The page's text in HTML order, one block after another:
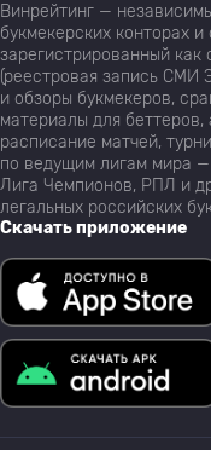
Винрейтинг —
букмекерских конторах
зарегистрированный
(реестровая запись
и обзоры букмекеров,
материалы для
расписание матчей,
по ведущим лигам мира
Лига Чемпионов, РПЛ и
легальных российских
Скачать приложение